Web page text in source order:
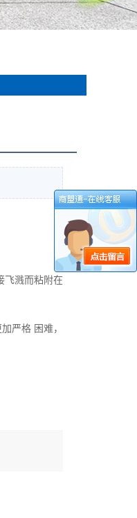
飞溅而粘附在
严格 困难，